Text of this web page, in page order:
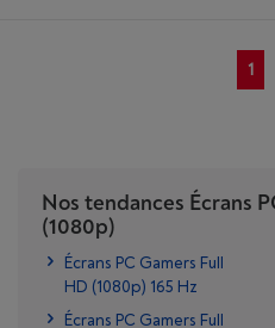
1
Nos tendances Écrans
(1080p)
Écrans PC Gamers Full
HD (1080p) 165 Hz
Écrans PC Gamers Full